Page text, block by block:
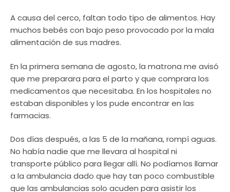
A causa del cerco, faltan todo tipo de alimentos. Hay
muchos bebés con bajo peso provocado por la mala
alimentación de sus madres.
En la primera semana de agosto, la matrona me avisó
que me preparara para el parto y que comprara los
medicamentos que necesitaba. En los hospitales no
estaban disponibles y los pude encontrar en las
farmacias.
Dos días después, a las 5 de la mañana, rompí aguas.
No había nadie que me llevara al hospital ni
transporte público para llegar allí. No podíamos llamar
a la ambulancia dado que hay tan poco combustible
que las ambulancias solo acuden para asistir los